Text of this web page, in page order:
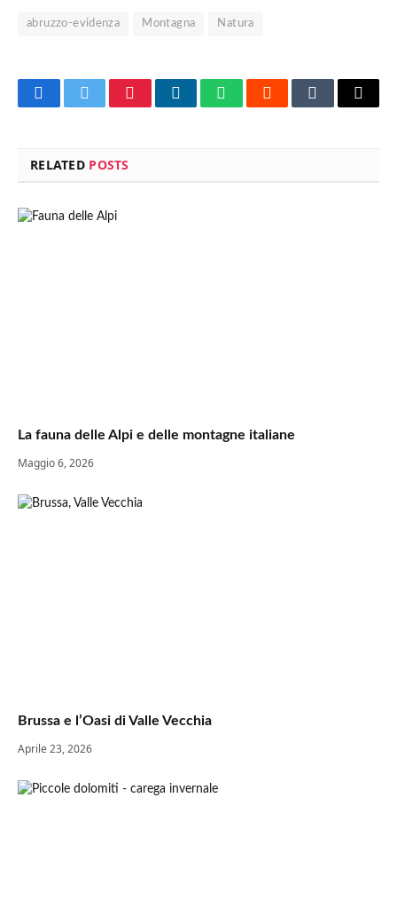
abruzzo-evidenza Montagna Natura
FacebookTwitterPinterestLinkedInWhatsAppRedditTumblrEmail
RELATED POSTS
La fauna delle Alpi e delle montagne italiane
Maggio 6, 2026
Brussa e l’Oasi di Valle Vecchia
Aprile 23, 2026